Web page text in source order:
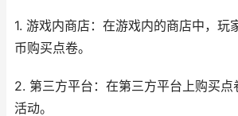
1. 游戏内商店：在游戏内的商店中，玩
币购买点卷。
2. 第三方平台：在第三方平台上购买点
活动。